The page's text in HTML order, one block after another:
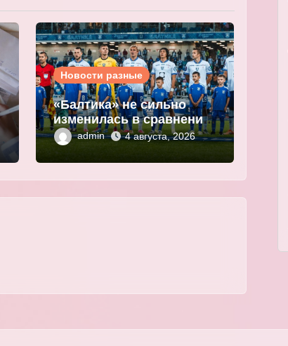
Новости разные
«Балтика» не сильно
изменилась в сравнении
с прошлым сезоном» —
Мор
admin 4 августа, 2026